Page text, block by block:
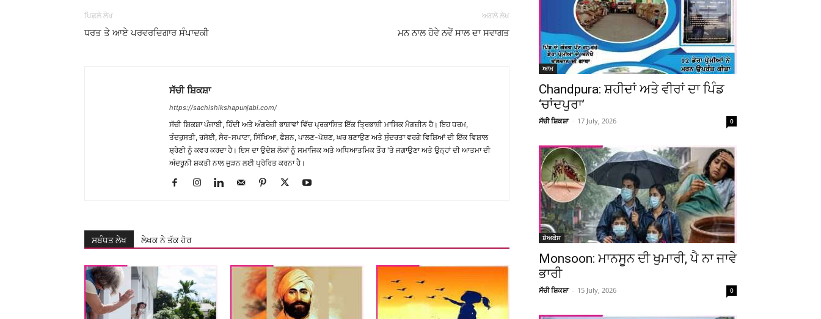
ਪਿਛਲੇ ਲੇਖ
ਧਰਤ ਤੇ ਆਏ ਪਰਵਰਦਿਗਾਰ ਸੰਪਾਦਕੀ
ਅਗਲੇ ਲੇਖ
ਮਨ ਨਾਲ ਹੋਵੇ ਨਵੇਂ ਸਾਲ ਦਾ ਸਵਾਗਤ
ਸੱਚੀ ਸ਼ਿਕਸ਼ਾ
https://sachishikshapunjabi.com/
ਸੱਚੀ ਸ਼ਿਕਸ਼ਾ ਪੰਜਾਬੀ, ਹਿੰਦੀ ਅਤੇ ਅੰਗਰੇਜ਼ੀ ਭਾਸ਼ਾਵਾਂ ਵਿੱਚ ਪ੍ਰਕਾਸ਼ਿਤ ਇੱਕ ਤ੍ਰਿਭਾਸ਼ੀ ਮਾਸਿਕ ਮੈਗਜ਼ੀਨ ਹੈ। ਇਹ ਧਰਮ,
ਤੰਦਰੁਸਤੀ, ਰਸੋਈ, ਸੈਰ-ਸਪਾਟਾ, ਸਿੱਖਿਆ, ਫੈਸ਼ਨ, ਪਾਲਣ-ਪੋਸ਼ਣ, ਘਰ ਬਣਾਉਣ ਅਤੇ ਸੁੰਦਰਤਾ ਵਰਗੇ ਵਿਸ਼ਿਆਂ ਦੀ ਇੱਕ ਵਿਸ਼ਾਲ
ਸ਼੍ਰੇਣੀ ਨੂੰ ਕਵਰ ਕਰਦਾ ਹੈ। ਇਸ ਦਾ ਉਦੇਸ਼ ਲੋਕਾਂ ਨੂੰ ਸਮਾਜਿਕ ਅਤੇ ਅਧਿਆਤਮਿਕ ਤੌਰ 'ਤੇ ਜਗਾਉਣਾ ਅਤੇ ਉਨ੍ਹਾਂ ਦੀ ਆਤਮਾ ਦੀ
ਅੰਦਰੂਨੀ ਸ਼ਕਤੀ ਨਾਲ ਜੁੜਨ ਲਈ ਪ੍ਰੇਰਿਤ ਕਰਨਾ ਹੈ।
ਸਬੰਧਤ ਲੇਖ ਲੇਖਕ ਨੇ ਤੱਕ ਹੋਰ
ਆਮ
Chandpura: ਸ਼ਹੀਦਾਂ ਅਤੇ ਵੀਰਾਂ ਦਾ ਪਿੰਡ
‘ਚਾਂਦਪੁਰਾ’
ਸੱਚੀ ਸ਼ਿਕਸ਼ਾ - 17 July, 2026 0
ਸ਼ੋਅਕੇਸ
Monsoon: ਮਾਨਸੂਨ ਦੀ ਖੁਮਾਰੀ, ਪੈ ਨਾ ਜਾਵੇ
ਭਾਰੀ
ਸੱਚੀ ਸ਼ਿਕਸ਼ਾ - 15 July, 2026 0